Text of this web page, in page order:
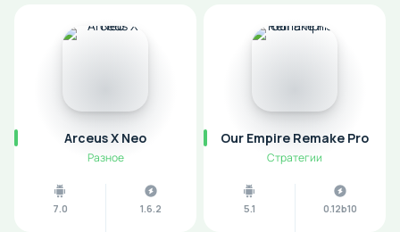
Arceus X Neo
Разное
7.0 1.6.2
Our Empire Remake Pro
Стратегии
5.1 0.12b10